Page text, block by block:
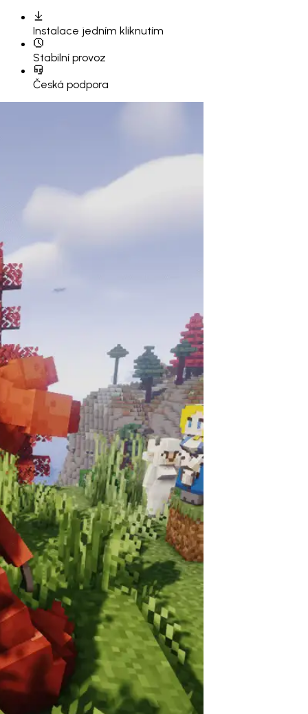
Instalace jedním kliknutím
Stabilní provoz
Česká podpora